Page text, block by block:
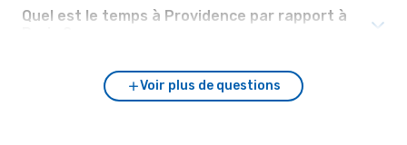
Quel est le temps à Providence par rapport à
Voir plus de questions